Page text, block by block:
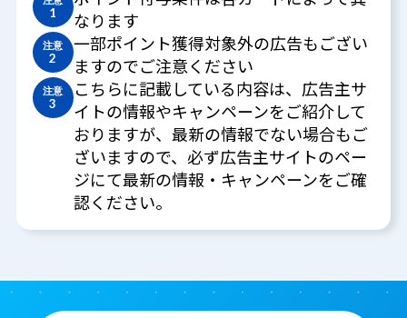
1
なります
注意
2
一部ポイント獲得対象外の広告もござい
ますのでご注意ください
注意
3
こちらに記載している内容は、広告主サ
イトの情報やキャンペーンをご紹介して
おりますが、最新の情報でない場合もご
ざいますので、必ず広告主サイトのペー
ジにて最新の情報・キャンペーンをご確
認ください。